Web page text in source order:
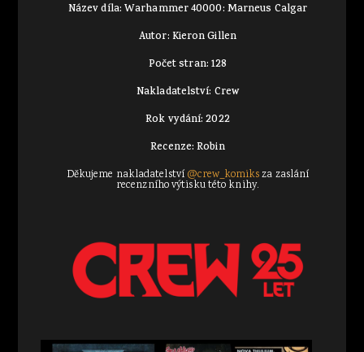
Název díla: Warhammer 40000: Marneus Calgar
Autor: Kieron Gillen
Počet stran: 128
Nakladatelství: Crew
Rok vydání: 2022
Recenze: Robin
Děkujeme nakladatelství @crew_komiksza zaslání
recenzního výtisku této knihy.